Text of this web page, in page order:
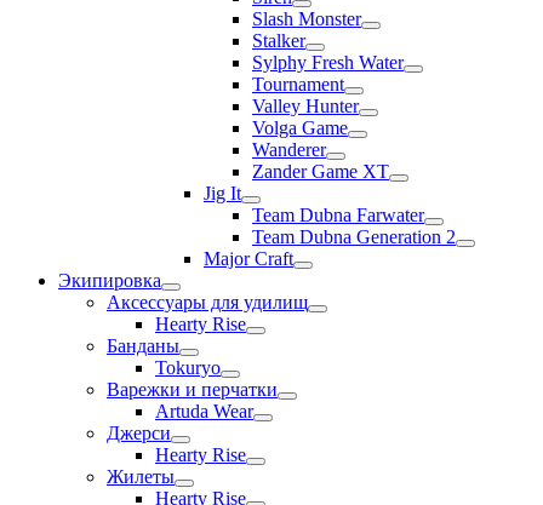
Slash Monster
Stalker
Sylphy Fresh Water
Tournament
Valley Hunter
Volga Game
Wanderer
Zander Game XT
Jig It
Team Dubna Farwater
Team Dubna Generation 2
Major Craft
Экипировка
Аксессуары для удилищ
Hearty Rise
Банданы
Tokuryo
Варежки и перчатки
Artuda Wear
Джерси
Hearty Rise
Жилеты
Hearty Rise